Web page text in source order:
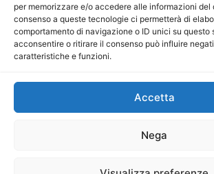
per memorizzare e/o accedere alle informazioni del
consenso a queste tecnologie ci permetterà di
comportamento di navigazione o ID unici su questo
acconsentire o ritirare il consenso può influire
caratteristiche e funzioni.
Accetta
Nega
Direttore Editoriale: Maurizio
Direttore Responsabile: Maria
P.IVA: 06334930820
Mercurio Comunicazione Società
iscritta al Registro degli Operatori di